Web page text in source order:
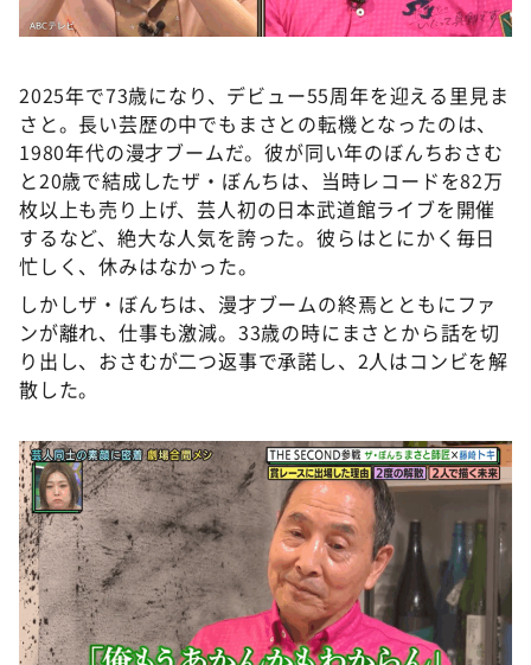
2025年で73歳になり、デビュー55周年を迎える里見ま
さと。長い芸歴の中でもまさとの転機となったのは、
1980年代の漫才ブームだ。彼が同い年のぼんちおさむ
と20歳で結成したザ・ぼんちは、当時レコードを82万
枚以上も売り上げ、芸人初の日本武道館ライブを開催
するなど、絶大な人気を誇った。彼らはとにかく毎日
忙しく、休みはなかった。
しかしザ・ぼんちは、漫才ブームの終焉とともにファ
ンが離れ、仕事も激減。33歳の時にまさとから話を切
り出し、おさむが二つ返事で承諾し、2人はコンビを解
散した。